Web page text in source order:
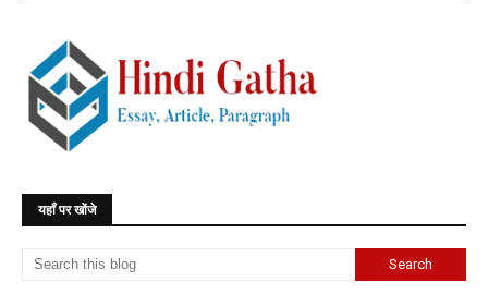
यहाँ पर खोंजे